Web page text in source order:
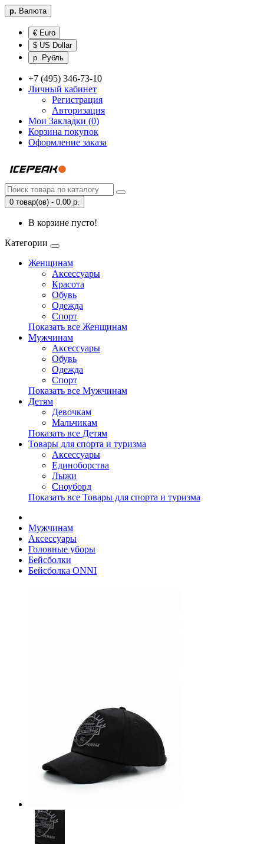
р. Валюта
€ Euro
$ US Dollar
р. Рубль
+7 (495) 346-73-10
Личный кабинет
Регистрация
Авторизация
Мои Закладки (0)
Корзина покупок
Оформление заказа
0 товар(ов) - 0.00 р.
В корзине пусто!
Категории
Женщинам
Аксессуары
Красота
Обувь
Одежда
Спорт
Показать все Женщинам
Мужчинам
Аксессуары
Обувь
Одежда
Спорт
Показать все Мужчинам
Детям
Девочкам
Мальчикам
Показать все Детям
Товары для спорта и туризма
Аксессуары
Единоборства
Лыжи
Сноуборд
Показать все Товары для спорта и туризма
Мужчинам
Аксессуары
Головные уборы
Бейсболки
Бейсболка ONNI